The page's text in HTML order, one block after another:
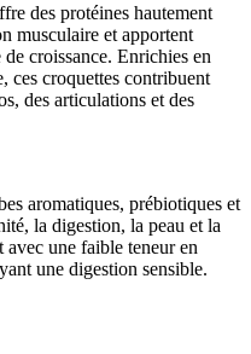
des protéines hautement
musculaire et apportent
croissance. Enrichies en
ces croquettes contribuent
des articulations et des
aromatiques, prébiotiques et
la digestion, la peau et la
avec une faible teneur en
une digestion sensible.